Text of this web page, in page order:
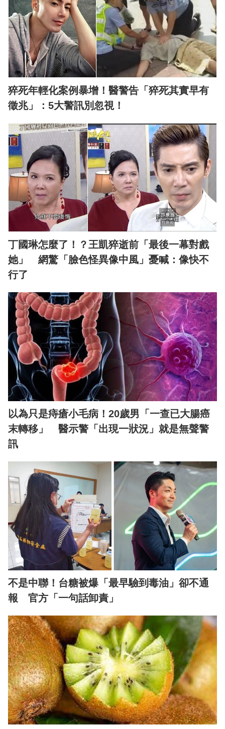
猝死年輕化案例暴增！醫警告「猝死其實早有
徵兆」：5大警訊別忽視！
丁國琳怎麼了！？王凱猝逝前「最後一幕對戲
她」 網驚「臉色怪異像中風」憂喊：像快不
行了
以為只是痔瘡小毛病！20歲男「一查已大腸癌
末轉移」 醫示警「出現一狀況」就是無聲警
訊
不是中聯！台糖被爆「最早驗到毒油」卻不通
報 官方「一句話卸責」